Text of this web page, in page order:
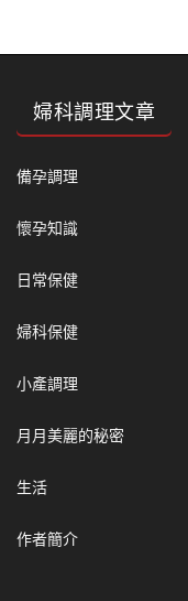
婦科調理文章
備孕調理
懷孕知識
日常保健
婦科保健
小產調理
月月美麗的秘密
生活
作者簡介